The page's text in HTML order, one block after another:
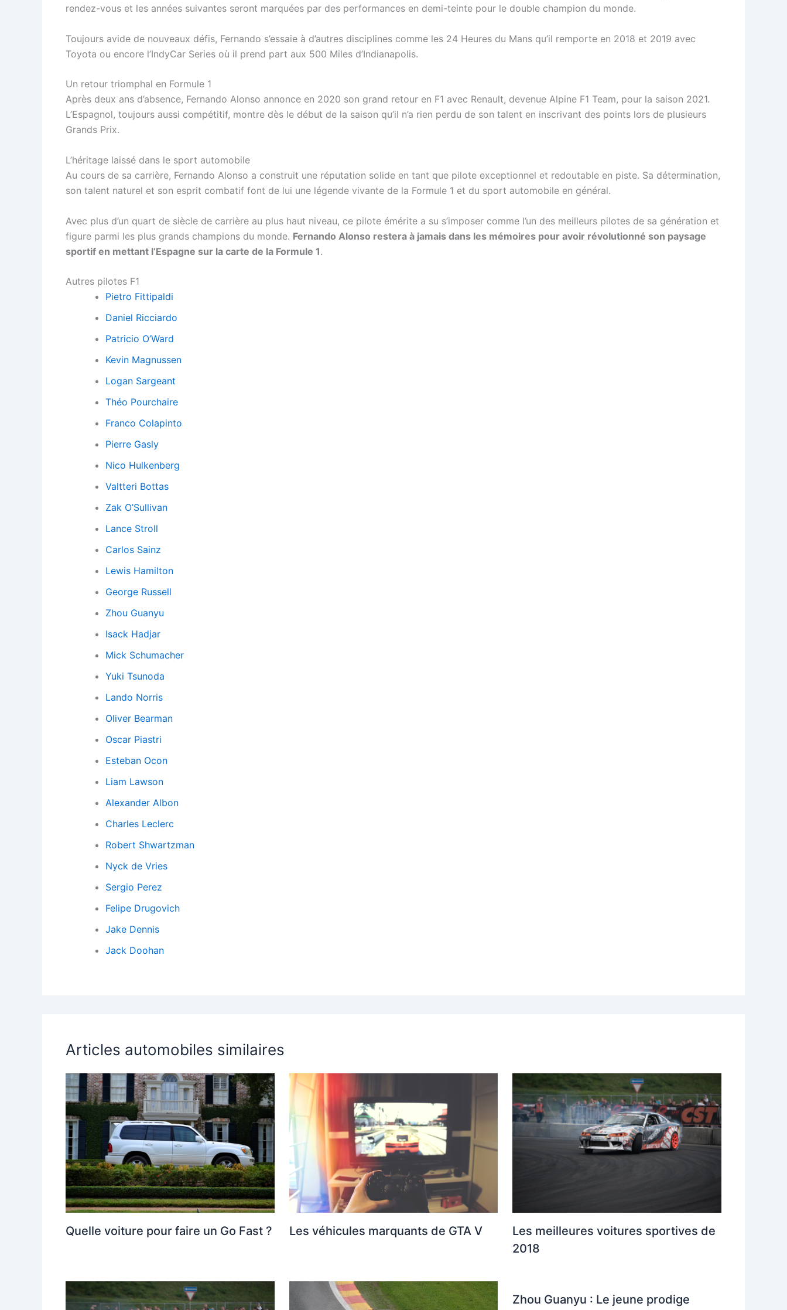
rendez-vous et les années suivantes seront marquées par des performances en demi-teinte pour le double champion du monde.
Toujours avide de nouveaux défis, Fernando s’essaie à d’autres disciplines comme les 24 Heures du Mans qu’il remporte en 2018 et 2019 avec
Toyota ou encore l’IndyCar Series où il prend part aux 500 Miles d’Indianapolis.
Un retour triomphal en Formule 1
Après deux ans d’absence, Fernando Alonso annonce en 2020 son grand retour en F1 avec Renault, devenue Alpine F1 Team, pour la saison 2021.
L’Espagnol, toujours aussi compétitif, montre dès le début de la saison qu’il n’a rien perdu de son talent en inscrivant des points lors de plusieurs
Grands Prix.
L’héritage laissé dans le sport automobile
Au cours de sa carrière, Fernando Alonso a construit une réputation solide en tant que pilote exceptionnel et redoutable en piste. Sa détermination,
son talent naturel et son esprit combatif font de lui une légende vivante de la Formule 1 et du sport automobile en général.
Avec plus d’un quart de siècle de carrière au plus haut niveau, ce pilote émérite a su s’imposer comme l’un des meilleurs pilotes de sa génération et
figure parmi les plus grands champions du monde. Fernando Alonso restera à jamais dans les mémoires pour avoir révolutionné son paysage
sportif en mettant l’Espagne sur la carte de la Formule 1.
Autres pilotes F1
Pietro Fittipaldi
Daniel Ricciardo
Patricio O’Ward
Kevin Magnussen
Logan Sargeant
Théo Pourchaire
Franco Colapinto
Pierre Gasly
Nico Hulkenberg
Valtteri Bottas
Zak O’Sullivan
Lance Stroll
Carlos Sainz
Lewis Hamilton
George Russell
Zhou Guanyu
Isack Hadjar
Mick Schumacher
Yuki Tsunoda
Lando Norris
Oliver Bearman
Oscar Piastri
Esteban Ocon
Liam Lawson
Alexander Albon
Charles Leclerc
Robert Shwartzman
Nyck de Vries
Sergio Perez
Felipe Drugovich
Jake Dennis
Jack Doohan
Articles automobiles similaires
Quelle voiture pour faire un Go Fast ? Les véhicules marquants de GTA V
Les meilleures voitures sportives de
2018
Zhou Guanyu : Le jeune prodige